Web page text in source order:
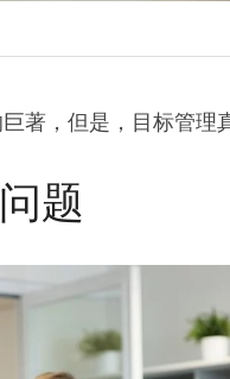
著，但是，目标管理
题